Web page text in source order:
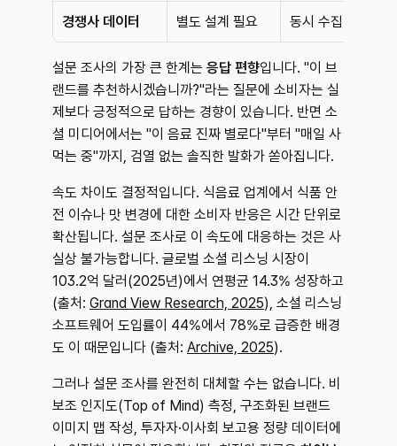
경쟁사 데이터 별도 설계 필요 동시 수집 가능
설문 조사의 가장 큰 한계는 응답 편향입니다. "이 브
랜드를 추천하시겠습니까?"라는 질문에 소비자는 실
제보다 긍정적으로 답하는 경향이 있습니다. 반면 소
셜 미디어에서는 "이 음료 진짜 별로다"부터 "매일 사
먹는 중"까지, 검열 없는 솔직한 발화가 쏟아집니다.
속도 차이도 결정적입니다. 식음료 업계에서 식품 안
전 이슈나 맛 변경에 대한 소비자 반응은 시간 단위로
확산됩니다. 설문 조사로 이 속도에 대응하는 것은 사
실상 불가능합니다. 글로벌 소셜 리스닝 시장이
103.2억 달러(2025년)에서 연평균 14.3% 성장하고
(출처: Grand View Research, 2025), 소셜 리스닝
소프트웨어 도입률이 44%에서 78%로 급증한 배경
도 이 때문입니다 (출처: Archive, 2025).
그러나 설문 조사를 완전히 대체할 수는 없습니다. 비
보조 인지도(Top of Mind) 측정, 구조화된 브랜드
이미지 맵 작성, 투자자·이사회 보고용 정량 데이터에